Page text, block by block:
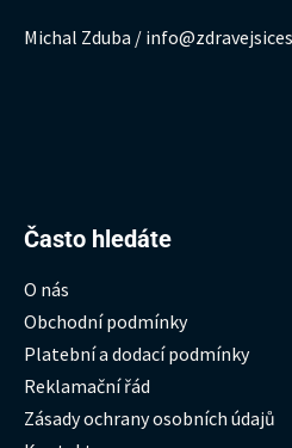
Michal Zduba /
Často hledáte
O nás
Obchodní podmínky
Platební a dodací podmínky
Reklamační řád
Zásady ochrany osobních údajů
Hledat: